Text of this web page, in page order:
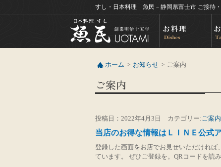
すし・日本料理 魚民－静岡県富士市 ご接待
ホーム お知らせ ご案内
ご案内
投稿日：2022年4月3日 カテゴリー:ご案内
当店のお得な情報はＬＩＮＥ公式
登録した画面をお店でお見せいただけれ
ています。 ぜひご登録を。QRコードを読